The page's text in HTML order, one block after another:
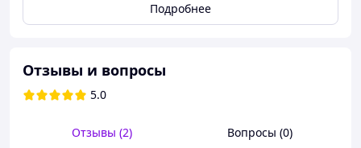
Подробнее
Отзывы и вопросы
5.0
Отзывы (2) Вопросы (0)